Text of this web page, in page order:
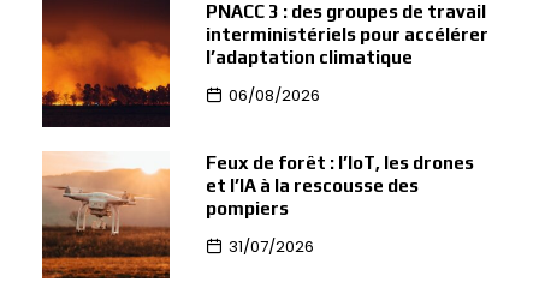
PNACC 3 : des groupes de travail
interministériels pour accélérer
l’adaptation climatique
06/08/2026
Feux de forêt : l’IoT, les drones
et l’IA à la rescousse des
pompiers
31/07/2026